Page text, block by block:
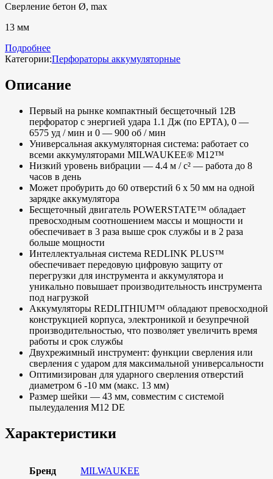
Сверление бетон Ø, max
13 мм
Подробнее
Категории:Перфораторы аккумуляторные
Описание
Первый на рынке компактный бесщеточный 12В
перфоратор с энергией удара 1.1 Дж (по ЕРТА), 0 —
6575 уд / мин и 0 — 900 об / мин
Универсальная аккумуляторная система: работает со
всеми аккумуляторами MILWAUKEE® M12™
Низкий уровень вибрации — 4.4 м / с² — работа до 8
часов в день
Может пробурить до 60 отверстий 6 х 50 мм на одной
зарядке аккумулятора
Бесщеточный двигатель POWERSTATE™ обладает
превосходным соотношением массы и мощности и
обеспечивает в 3 раза выше срок службы и в 2 раза
больше мощности
Интеллектуальная система REDLINK PLUS™
обеспечивает передовую цифровую защиту от
перегрузки для инструмента и аккумулятора и
уникально повышает производительность инструмента
под нагрузкой
Аккумуляторы REDLITHIUM™ обладают превосходной
конструкцией корпуса, электроникой и безупречной
производительностью, что позволяет увеличить время
работы и срок службы
Двухрежимный инструмент: функции сверления или
сверления с ударом для максимальной универсальности
Оптимизирован для ударного сверления отверстий
диаметром 6 -10 мм (макс. 13 мм)
Размер шейки — 43 мм, совместим с системой
пылеудаления М12 DE
Характеристики
Бренд MILWAUKEE